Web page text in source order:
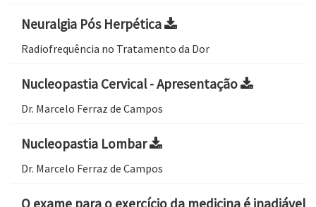
Neuralgia Pós Herpética
Radiofrequência no Tratamento da Dor
Nucleopastia Cervical - Apresentação
Dr. Marcelo Ferraz de Campos
Nucleopastia Lombar
Dr. Marcelo Ferraz de Campos
O exame para o exercício da medicina é inadiável